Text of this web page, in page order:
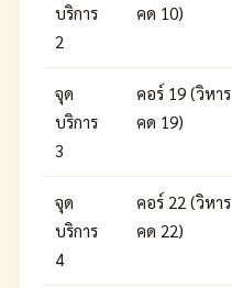
บริการ
2
คด 10)
จุด
บริการ
3
คอร์ 19 (วิหาร
คด 19)
จุด
บริการ
4
คอร์ 22 (วิหาร
คด 22)